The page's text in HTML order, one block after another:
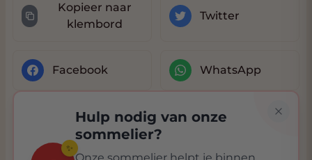
Kopieer naar
klembord
Twitter
Facebook WhatsApp
✨
Hulp nodig van onze
sommelier?